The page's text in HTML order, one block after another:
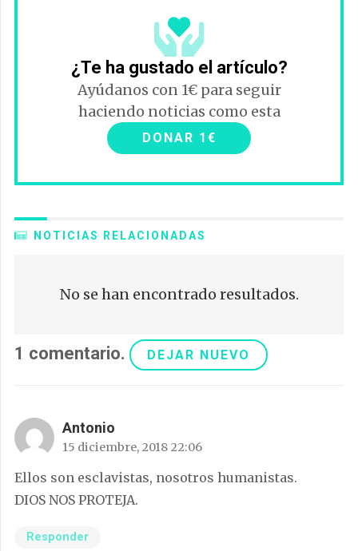
¿Te ha gustado el artículo?
Ayúdanos con 1€ para seguir
haciendo noticias como esta
DONAR 1€
NOTICIAS RELACIONADAS
No se han encontrado resultados.
1 comentario. DEJAR NUEVO
Antonio
15 diciembre, 2018 22:06
Ellos son esclavistas, nosotros humanistas.
DIOS NOS PROTEJA.
Responder